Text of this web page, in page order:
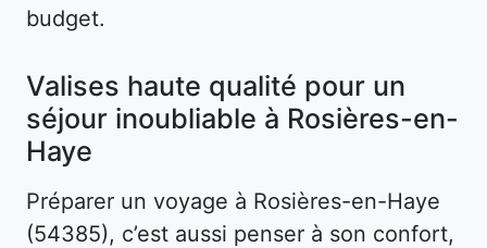
budget.
Valises haute qualité pour un
séjour inoubliable à Rosières-en-
Haye
Préparer un voyage à Rosières-en-Haye
(54385), c’est aussi penser à son confort,